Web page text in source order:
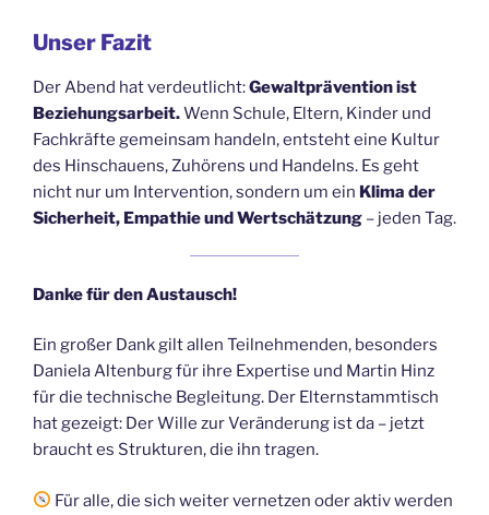
Unser Fazit
Der Abend hat verdeutlicht:Gewaltprävention ist
Beziehungsarbeit.Wenn Schule, Eltern, Kinder und
Fachkräfte gemeinsam handeln, entsteht eine Kultur
des Hinschauens, Zuhörens und Handelns. Es geht
nicht nur um Intervention, sondern um ein Klima der
Sicherheit, Empathie und Wertschätzung – jeden Tag.
Danke für den Austausch!
Ein großer Dank gilt allen Teilnehmenden, besonders
Daniela Altenburg für ihre Expertise und Martin Hinz
für die technische Begleitung. Der Elternstammtisch
hat gezeigt: Der Wille zur Veränderung ist da – jetzt
braucht es Strukturen, die ihn tragen.
Für alle, die sich weiter vernetzen oder aktiv werden